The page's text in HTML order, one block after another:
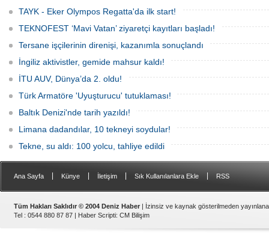
TAYK - Eker Olympos Regatta'da ilk start!
TEKNOFEST ‘Mavi Vatan’ ziyaretçi kayıtları başladı!
Tersane işçilerinin direnişi, kazanımla sonuçlandı
İngiliz aktivistler, gemide mahsur kaldı!
İTU AUV, Dünya’da 2. oldu!
Türk Armatöre 'Uyuşturucu' tutuklaması!
Baltık Denizi'nde tarih yazıldı!
Limana dadandılar, 10 tekneyi soydular!
Tekne, su aldı: 100 yolcu, tahliye edildi
Ana Sayfa Künye İletişim Sık Kullanılanlara Ekle RSS
Tüm Hakları Saklıdır © 2004 Deniz Haber | İzinsiz ve kaynak gösterilmeden
Tel : 0544 880 87 87 | Haber Scripti: CM Bilişim